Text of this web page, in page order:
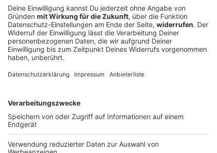
Nach tödlichem Autounfall: Zug evakuiert
Durch den Verkehrsunfall auf der A3 ist die
Oberleitung entlang einer Bahnstrecke beschädigt
worden. Ein Zug musste evakuiert werden.
DEINE GEMERKTEN ARTIKEL
Du hast dir noch keine Artikel gemerkt